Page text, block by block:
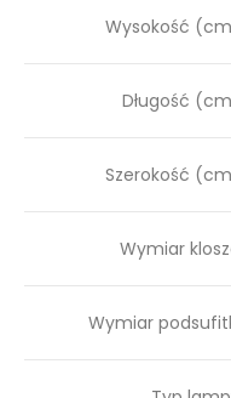
Wysokość
Długość
Szerokość
Wymiar
Wymiar